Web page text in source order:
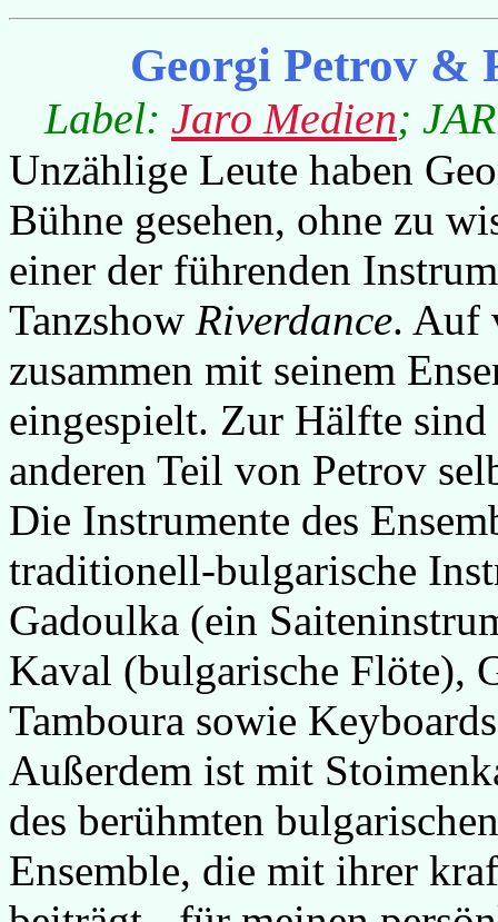
Georgi Petrov &
Label: Jaro Medien;
Unzählige Leute haben
Bühne gesehen, ohne zu
einer der führenden
Tanzshow Riverdance. Auf
zusammen mit seinem
eingespielt. Zur Hälfte
anderen Teil von Petrov
Die Instrumente des
traditionell-bulgarische
Gadoulka (ein
Kaval (bulgarische Flöte),
Tamboura sowie
Außerdem ist mit
des berühmten
Ensemble, die mit ihrer